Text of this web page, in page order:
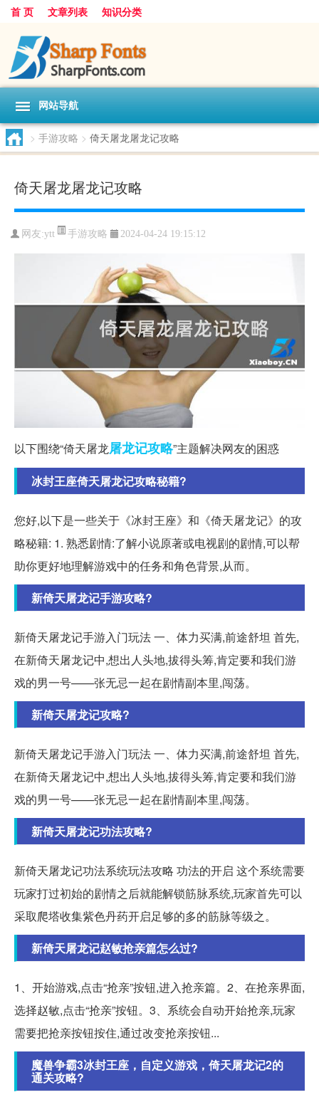
首 页 文章列表 知识分类
网站导航
> 手游攻略 > 倚天屠龙屠龙记攻略
倚天屠龙屠龙记攻略
网友:ytt 手游攻略 2024-04-24 19:15:12
以下围绕“倚天屠龙屠龙记攻略”主题解决网友的困惑
冰封王座倚天屠龙记攻略秘籍?
您好,以下是一些关于《冰封王座》和《倚天屠龙记》的攻
略秘籍: 1. 熟悉剧情:了解小说原著或电视剧的剧情,可以帮
助你更好地理解游戏中的任务和角色背景,从而。
新倚天屠龙记手游攻略?
新倚天屠龙记手游入门玩法 一、体力买满,前途舒坦 首先,
在新倚天屠龙记中,想出人头地,拔得头筹,肯定要和我们游
戏的男一号——张无忌一起在剧情副本里,闯荡。
新倚天屠龙记攻略?
新倚天屠龙记手游入门玩法 一、体力买满,前途舒坦 首先,
在新倚天屠龙记中,想出人头地,拔得头筹,肯定要和我们游
戏的男一号——张无忌一起在剧情副本里,闯荡。
新倚天屠龙记功法攻略?
新倚天屠龙记功法系统玩法攻略 功法的开启 这个系统需要
玩家打过初始的剧情之后就能解锁筋脉系统,玩家首先可以
采取爬塔收集紫色丹药开启足够的多的筋脉等级之。
新倚天屠龙记赵敏抢亲篇怎么过?
1、开始游戏,点击“抢亲”按钮,进入抢亲篇。2、在抢亲界面,
选择赵敏,点击“抢亲”按钮。3、系统会自动开始抢亲,玩家
需要把抢亲按钮按住,通过改变抢亲按钮...
魔兽争霸3冰封王座，自定义游戏，倚天屠龙记2的
通关攻略?